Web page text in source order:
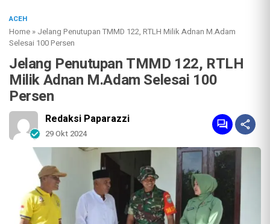
ACEH
Home » Jelang Penutupan TMMD 122, RTLH Milik Adnan M.Adam
Selesai 100 Persen
Jelang Penutupan TMMD 122, RTLH
Milik Adnan M.Adam Selesai 100
Persen
Redaksi Paparazzi
29 Okt 2024